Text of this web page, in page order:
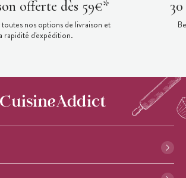
offerte dès 59€*
nos options de livraison et
rapidité d'expédition.